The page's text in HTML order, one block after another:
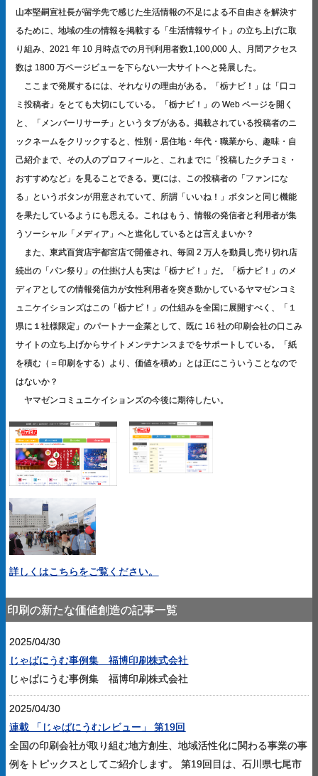
山本堅嗣宣社長が留学先で感じた生活情報の不足による不自由さを解決す
るために、地域の生の情報を掲載する「生活情報サイト」の立ち上げに取
り組み、2021 年 10 月時点での月刊利用者数1,100,000 人、月間アクセス
数は 1800 万ページビューを下らない一大サイトへと発展した。
ここまで発展するには、それなりの理由がある。「栃ナビ！」は「口コ
ミ投稿者」をとても大切にしている。「栃ナビ！」の Web ページを開く
と、「メンバーリサーチ」というタブがある。掲載されている投稿者のニ
ックネームをクリックすると、性別・居住地・年代・職業から、趣味・自
己紹介まで、その人のプロフィールと、これまでに「投稿したクチコミ・
おすすめなど」を見ることできる。更には、この投稿者の「ファンにな
る」というボタンが用意されていて、所謂「いいね！」ボタンと同じ機能
を果たしているようにも思える。これはもう、情報の発信者と利用者が集
うソーシャル「メディア」へと進化しているとは言えまいか？
また、東武百貨店宇都宮店で開催され、毎回 2 万人を動員し売り切れ店
続出の「パン祭り」の仕掛け人も実は「栃ナビ！」だ。「栃ナビ！」のメ
ディアとしての情報発信力が女性利用者を突き動かしているヤマゼンコミ
ュニケイションズはこの「栃ナビ！」の仕組みを全国に展開すべく、「１
県に１社様限定」のパートナー企業として、既に 16 社の印刷会社の口こみ
サイトの立ち上げからサイトメンテナンスまでをサポートしている。「紙
を積む（＝印刷をする）より、価値を積め」とは正にこういうことなので
はないか？
ヤマゼンコミュニケイションズの今後に期待したい。
詳しくはこちらをご覧ください。
印刷の新たな価値創造の記事一覧
2025/04/30
じゃぱにうむ事例集 福博印刷株式会社
じゃぱにうむ事例集 福博印刷株式会社
2025/04/30
連載 「じゃぱにうむレビュー」 第19回
全国の印刷会社が取り組む地方創生、地域活性化に関わる事業の事
例をトピックスとしてご紹介します。 第19回目は、石川県七尾市